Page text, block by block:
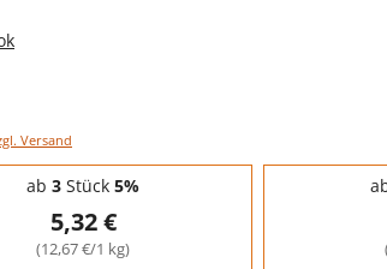
Versand
- Mengenrabatt
ab 3 Stück 5%
5,32 €
(12,67 €/1 kg)